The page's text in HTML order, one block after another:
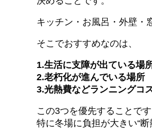
キッチン・お風呂・外壁・
そこでおすすめなのは、
1.生活に支障が出ている場
2.老朽化が進んでいる場所
3.光熱費などランニングコ
この3つを優先することです
特に冬場に負担が大きい“